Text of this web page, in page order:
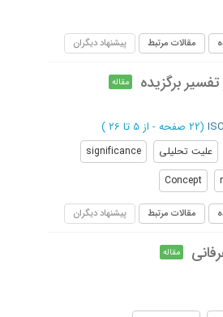
مقالات مرتبط پیشنهاد دیگران
برگزیده مقاله
(‎22 صفحه - از 5 تا 26 )
علیت تحلیلی
significance
Concept
مقالات مرتبط پیشنهاد دیگران
مقاله